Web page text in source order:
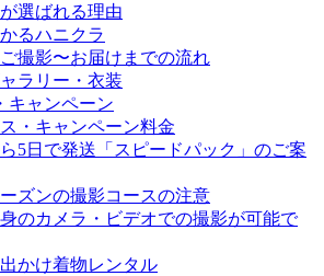
選ばれる理由
るハニクラ
撮影〜お届けまでの流れ
ラリー・衣装
キャンペーン
・キャンペーン料金
5日で発送「スピードパック」のご案
ズンの撮影コースの注意
のカメラ・ビデオでの撮影が可能で
かけ着物レンタル